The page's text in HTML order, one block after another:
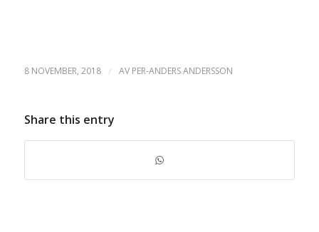
8 NOVEMBER, 2018 / AV PER-ANDERS ANDERSSON
Share this entry